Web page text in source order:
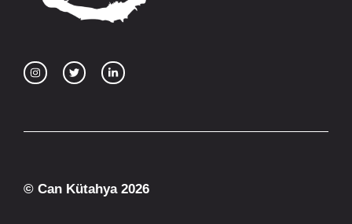
© Can Kütahya 2026